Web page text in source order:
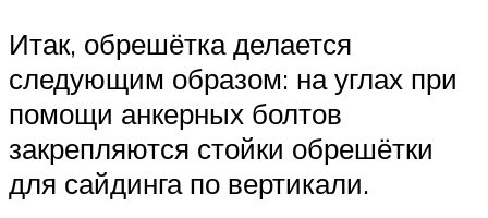
Итак, обрешётка делается
следующим образом: на углах при
помощи анкерных болтов
закрепляются стойки обрешётки
для сайдинга по вертикали.